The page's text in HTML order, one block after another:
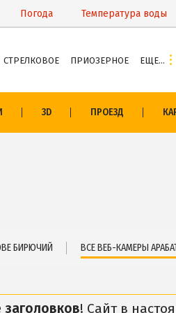
Погода Температура воды
Остров
СТРЕЛКОВОЕ ПРИОЗЕРНОЕ ЕЩЕ…
3D ПРОЕЗД
БИРЮЧИЙ ВСЕ ВЕБ-КАМЕРЫ
! Сайт в